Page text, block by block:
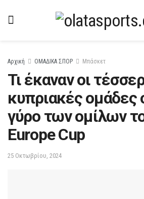
Αρχική ΟΜΑΔΙΚΑ ΣΠΟΡ Μπάσκετ
Τι έκαναν οι
κυπριακές ομάδες
γύρο των ομίλων
Europe Cup
25 Οκτωβρίου, 2024